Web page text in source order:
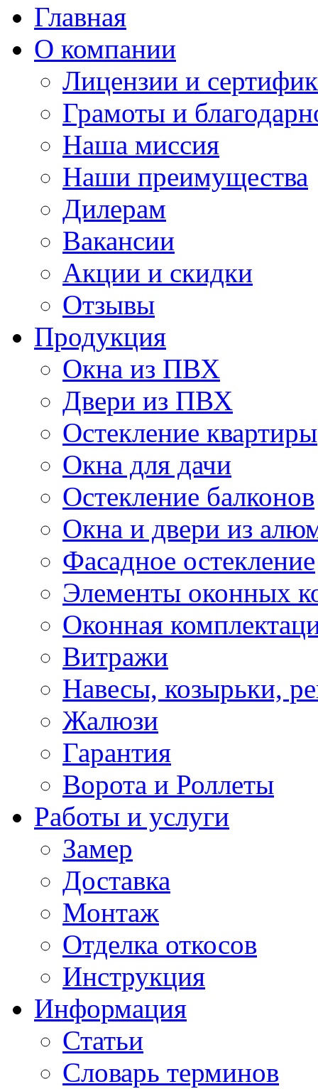
Главная
О компании
Лицензии и
Грамоты и
Наша миссия
Наши преимущества
Дилерам
Вакансии
Акции и скидки
Отзывы
Продукция
Окна из ПВХ
Двери из ПВХ
Остекление квартиры
Окна для дачи
Остекление балконов
Окна и двери из
Фасадное остекление
Элементы оконных
Оконная
Витражи
Навесы, козырьки,
Жалюзи
Гарантия
Ворота и Роллеты
Работы и услуги
Замер
Доставка
Монтаж
Отделка откосов
Инструкция
Информация
Статьи
Словарь терминов